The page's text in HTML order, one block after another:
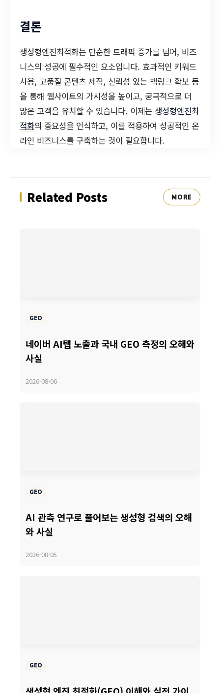
결론
생성형엔진최적화는 단순한 트래픽 증가를 넘어, 비즈
니스의 성공에 필수적인 요소입니다. 효과적인 키워드
사용, 고품질 콘텐츠 제작, 신뢰성 있는 백링크 확보 등
을 통해 웹사이트의 가시성을 높이고, 궁극적으로 더
많은 고객을 유치할 수 있습니다. 이제는 생성형엔진최
적화의 중요성을 인식하고, 이를 적용하여 성공적인 온
라인 비즈니스를 구축하는 것이 필요합니다.
Related Posts MORE
GEO
네이버 AI탭 노출과 국내 GEO 측정의 오해와
사실
2026-08-06
GEO
AI 관측 연구로 풀어보는 생성형 검색의 오해
와 사실
2026-08-05
GEO